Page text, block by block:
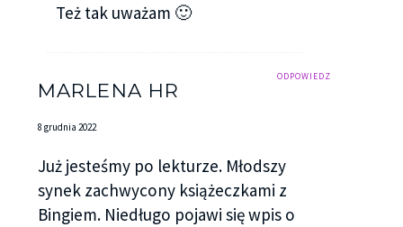
Też tak uważam 🙂
ODPOWIEDZ
MARLENA HR
8 grudnia 2022
Już jesteśmy po lekturze. Młodszy
synek zachwycony książeczkami z
Bingiem. Niedługo pojawi się wpis o